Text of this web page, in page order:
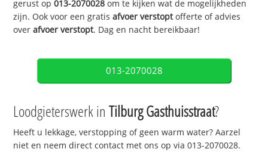
gerust op013-2070028 om te kijken wat de mogelijkheden
zijn. Ook voor een gratisafvoer verstoptofferte of advies
overafvoer verstopt. Dag en nacht bereikbaar!
013-2070028
Loodgieterswerk inTilburg Gasthuisstraat?
Heeft u lekkage, verstopping of geen warm water? Aarzel
niet en neem direct contact met ons op via 013-2070028.